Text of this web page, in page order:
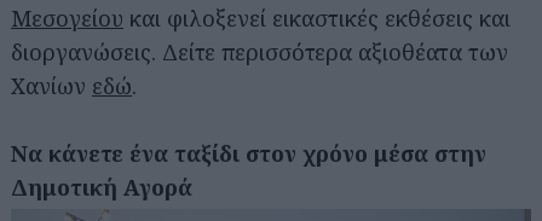
Μεσογείου και φιλοξενεί εικαστικές εκθέσεις και
διοργανώσεις. Δείτε περισσότερα αξιοθέατα των
Χανίων εδώ.
Να κάνετε ένα ταξίδι στον χρόνο μέσα στην
Δημοτική Αγορά